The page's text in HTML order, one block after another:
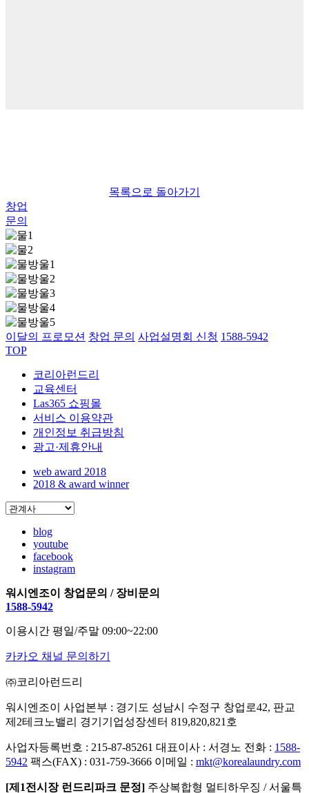
목록으로 돌아가기
창업
문의
이달의 프로모션 창업 문의 사업설명회 신청 1588-5942
TOP
코리아런드리
교육센터
Las365 쇼핑몰
서비스 이용약관
개인정보 취급방침
광고·제휴안내
web award 2018
2018 & award winner
blog
youtube
facebook
instagram
워시엔조이 창업문의 / 장비문의
1588-5942
이용시간 평일/주말 09:00~22:00
카카오 채널 문의하기
㈜코리아런드리
워시엔조이 사업본부 : 경기도 성남시 수정구 창업로42, 판교
제2테크노밸리 경기기업성장센터 819,820,821호
사업자등록번호 : 215-87-85261 대표이사 : 서경노 전화 : 1588-
5942 팩스(FAX) : 031-759-3666 이메일 : mkt@korealaundry.com
[제1전시장 런드리파크 문정] 주상복합형 멀티하우징 / 서울특